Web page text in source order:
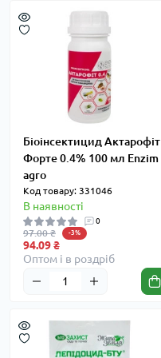
Біоінсектицид Актарофіт
Форте 0.4% 100 мл Enzim
agro
Код товару: 331046
В наявності
0
97.00 ₴ -3%
94.09 ₴
Оптом і в роздріб